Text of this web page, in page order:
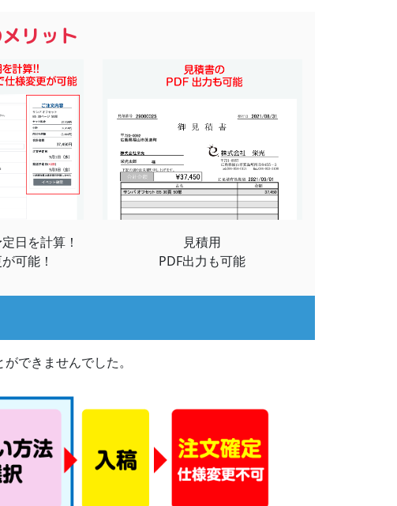
リット
日を計算！
可能！
見積用
PDF出力も可能
できませんでした。